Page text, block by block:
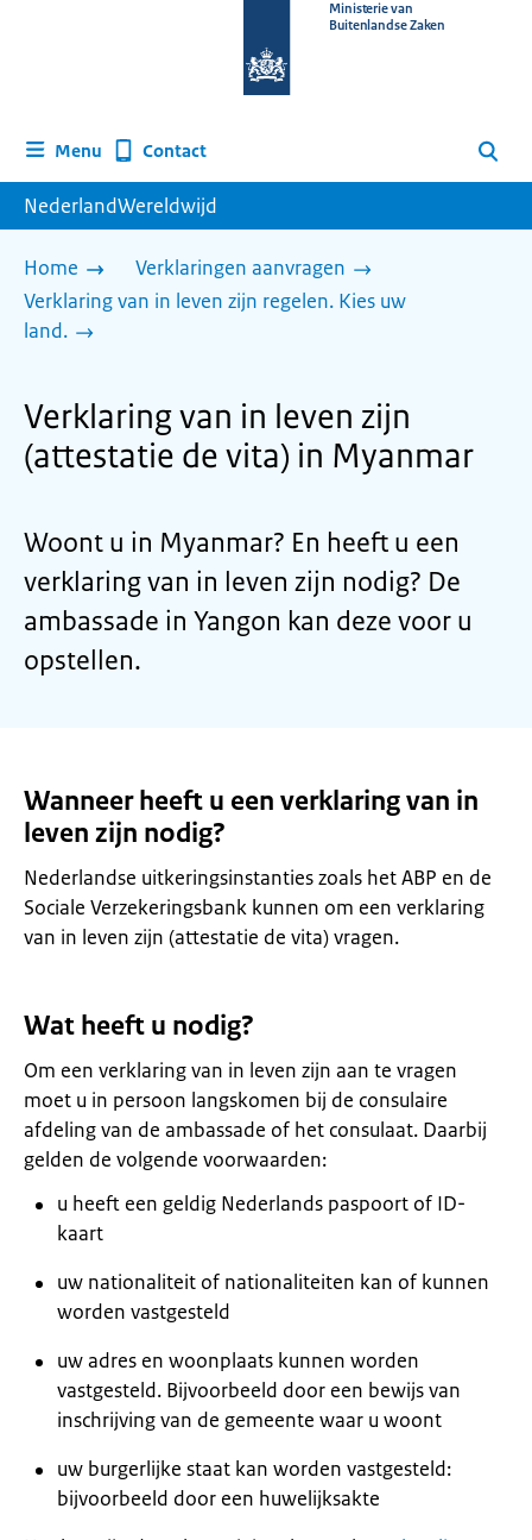
homepage
Ministerie van
Buitenlandse Zaken
Menu Contact Zoeken
NederlandWereldwijd
Home
Verklaringen aanvragen
Verklaring van in leven zijn regelen. Kies uw
land.
Verklaring van in leven zijn
(attestatie de vita) in Myanmar
Woont u in Myanmar? En heeft u een
verklaring van in leven zijn nodig? De
ambassade in Yangon kan deze voor u
opstellen.
Wanneer heeft u een verklaring van in
leven zijn nodig?
Nederlandse uitkeringsinstanties zoals het ABP en de
Sociale Verzekeringsbank kunnen om een verklaring
van in leven zijn (attestatie de vita) vragen.
Wat heeft u nodig?
Om een verklaring van in leven zijn aan te vragen
moet u in persoon langskomen bij de consulaire
afdeling van de ambassade of het consulaat. Daarbij
gelden de volgende voorwaarden:
u heeft een geldig Nederlands paspoort of ID-
kaart
uw nationaliteit of nationaliteiten kan of kunnen
worden vastgesteld
uw adres en woonplaats kunnen worden
vastgesteld. Bijvoorbeeld door een bewijs van
inschrijving van de gemeente waar u woont
uw burgerlijke staat kan worden vastgesteld:
bijvoorbeeld door een huwelijksakte